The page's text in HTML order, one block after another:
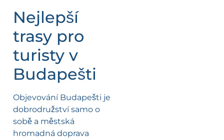
Nejlepší
trasy pro
turisty v
Budapešti
Objevování Budapešti je
dobrodružství samo o
sobě a městská
hromadná doprava